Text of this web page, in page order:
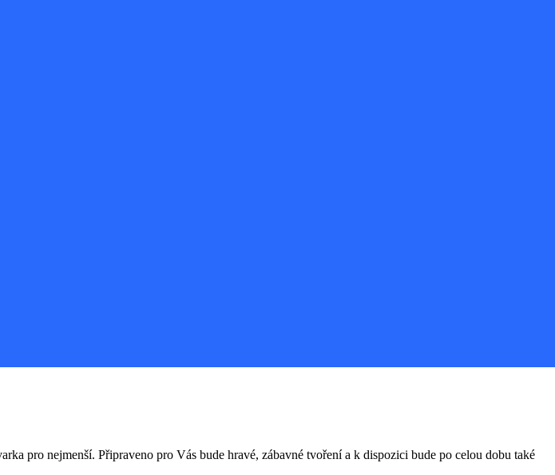
pro nejmenší. Připraveno pro Vás bude hravé, zábavné tvoření a k dispozici bude po celou dobu také